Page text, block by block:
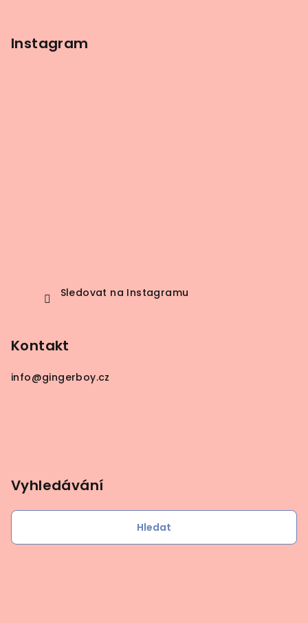
Instagram
Sledovat na Instagramu
Kontakt
info@gingerboy.cz
Vyhledávání
Hledat